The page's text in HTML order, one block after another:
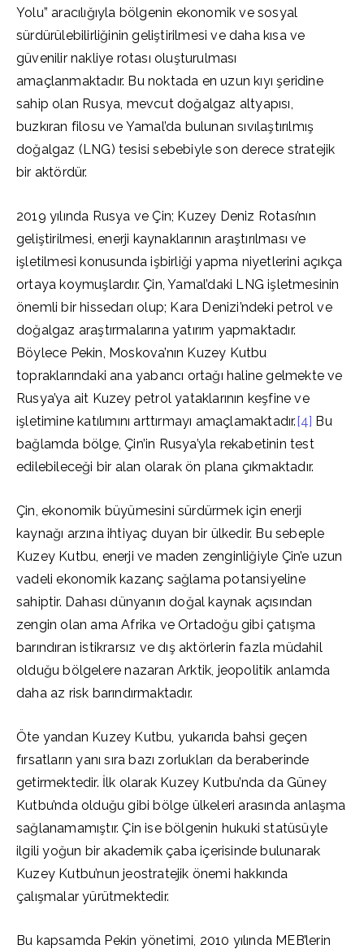
Yolu” aracılığıyla bölgenin ekonomik ve sosyal
sürdürülebilirliğinin geliştirilmesi ve daha kısa ve
güvenilir nakliye rotası oluşturulması
amaçlanmaktadır. Bu noktada en uzun kıyı şeridine
sahip olan Rusya, mevcut doğalgaz altyapısı,
buzkıran filosu ve Yamal’da bulunan sıvılaştırılmış
doğalgaz (LNG) tesisi sebebiyle son derece stratejik
bir aktördür.
2019 yılında Rusya ve Çin; Kuzey Deniz Rotası’nın
geliştirilmesi, enerji kaynaklarının araştırılması ve
işletilmesi konusunda işbirliği yapma niyetlerini açıkça
ortaya koymuşlardır. Çin, Yamal’daki LNG işletmesinin
önemli bir hissedarı olup; Kara Denizi’ndeki petrol ve
doğalgaz araştırmalarına yatırım yapmaktadır.
Böylece Pekin, Moskova’nın Kuzey Kutbu
topraklarındaki ana yabancı ortağı haline gelmekte ve
Rusya’ya ait Kuzey petrol yataklarının keşfine ve
işletimine katılımını arttırmayı amaçlamaktadır.[4] Bu
bağlamda bölge, Çin’in Rusya’yla rekabetinin test
edilebileceği bir alan olarak ön plana çıkmaktadır.
Çin, ekonomik büyümesini sürdürmek için enerji
kaynağı arzına ihtiyaç duyan bir ülkedir. Bu sebeple
Kuzey Kutbu, enerji ve maden zenginliğiyle Çin’e uzun
vadeli ekonomik kazanç sağlama potansiyeline
sahiptir. Dahası dünyanın doğal kaynak açısından
zengin olan ama Afrika ve Ortadoğu gibi çatışma
barındıran istikrarsız ve dış aktörlerin fazla müdahil
olduğu bölgelere nazaran Arktik, jeopolitik anlamda
daha az risk barındırmaktadır.
Öte yandan Kuzey Kutbu, yukarıda bahsi geçen
fırsatların yanı sıra bazı zorlukları da beraberinde
getirmektedir. İlk olarak Kuzey Kutbu’nda da Güney
Kutbu’nda olduğu gibi bölge ülkeleri arasında anlaşma
sağlanamamıştır. Çin ise bölgenin hukuki statüsüyle
ilgili yoğun bir akademik çaba içerisinde bulunarak
Kuzey Kutbu’nun jeostratejik önemi hakkında
çalışmalar yürütmektedir.
Bu kapsamda Pekin yönetimi, 2010 yılında MEB’lerin